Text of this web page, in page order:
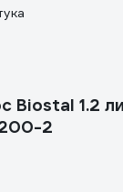
Biostal 1.2
2